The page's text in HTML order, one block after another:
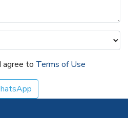
agree to Terms of Use